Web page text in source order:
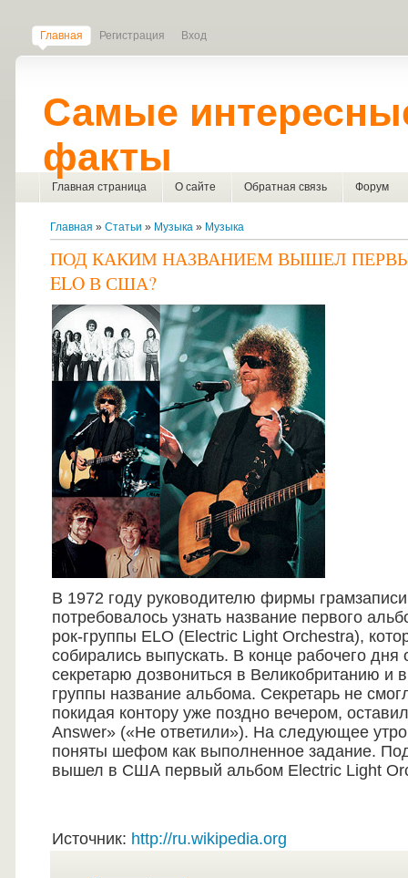
Главная Регистрация Вход
Самые
факты
Главная страница О сайте Обратная связь Форум
Главная » Статьи » Музыка » Музыка
ПОД КАКИМ НАЗВАНИЕМ ВЫШЕЛ
ELO В США?
В 1972 году руководителю фирмы
потребовалось узнать название первого
рок-группы ELO (Electric Light Orchestra),
собирались выпускать. В конце рабочего дня
секретарю дозвониться в Великобританию и
группы название альбома. Секретарь не
покидая контору уже поздно вечером,
Answer» («Не ответили»). На следующее
поняты шефом как выполненное задание.
вышел в США первый альбом Electric Light
Источник: http://ru.wikipedia.org